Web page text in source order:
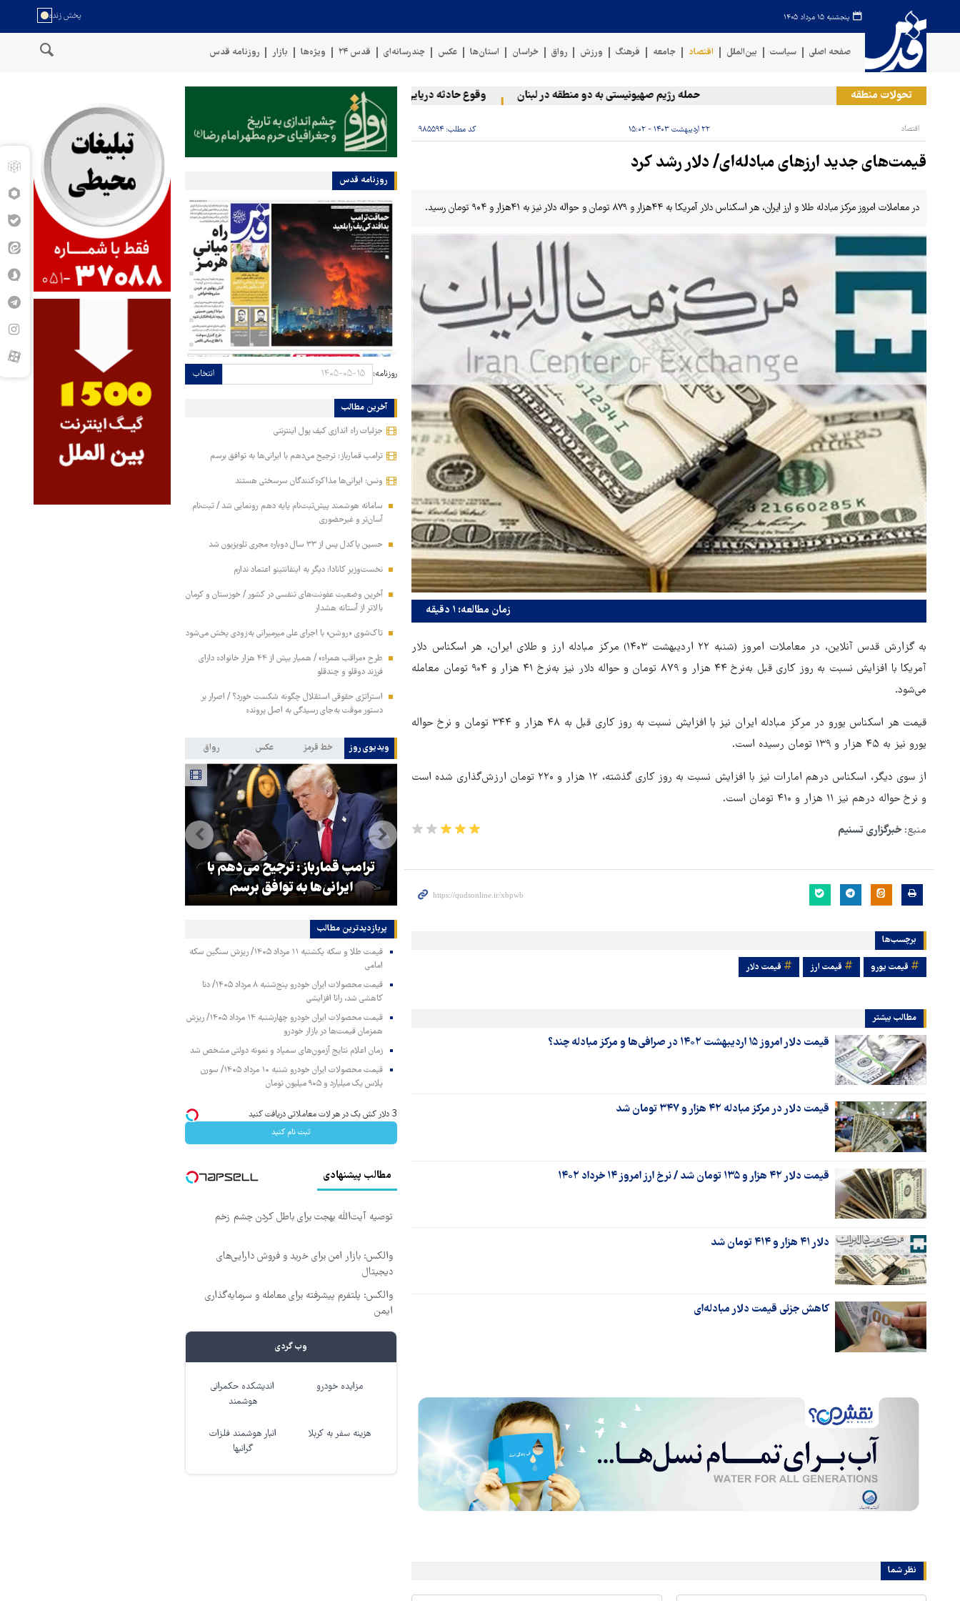
پنجشنبه ۱۵ مرداد ۱۴۰۵
صفحه اصلی سیاست بین‌الملل اقتصاد جامعه فرهنگ ورزش رواق خراسان استان‌ها عکس چندرسانه‌ای قدس ۲۴ ویژه‌ها بازار روزنامه قدس
تحولات منطقه حمله رژیم صهیونیستی به دو منطقه در لبنان وقوع حادثه دریایی در سواحل عمان
اقتصاد ۲۲ اردیبهشت ۱۴۰۳ - ۱۵:۰۲ کد مطلب: ۹۸۵۵۹۴
قیمت‌های جدید ارزهای مبادله‌ای/ دلار رشد کرد
در معاملات امروز مرکز مبادله طلا و ارز ایران، هر اسکناس دلار آمریکا به ۴۴هزار و ۸۷۹ تومان و حواله دلار نیز به ۴۱هزار و ۹۰۴ تومان رسید.
زمان مطالعه: ۱ دقیقه
به گزارش قدس آنلاین، در معاملات امروز (شنبه ۲۲ اردیبهشت ۱۴۰۳) مرکز مبادله ارز و طلای ایران، هر اسکناس دلار
آمریکا با افزایش نسبت به روز کاری قبل به‌نرخ ۴۴ هزار و ۸۷۹ تومان و حواله دلار نیز به‌نرخ ۴۱ هزار و ۹۰۴ تومان معامله
می‌شود.
قیمت هر اسکناس یورو در مرکز مبادله ایران نیز با افزایش نسبت به روز کاری قبل به ۴۸ هزار و ۳۴۴ تومان و نرخ حواله
یورو نیز به ۴۵ هزار و ۱۳۹ تومان رسیده است.
از سوی دیگر، اسکناس درهم امارات نیز با افزایش نسبت به روز کاری گذشته، ۱۲ هزار و ۲۲۰ تومان ارزش‌گذاری شده است
و نرخ حواله درهم نیز ۱۱ هزار و ۴۱۰ تومان است.
منبع: خبرگزاری تسنیم
برچسب‌ها
قیمت یورو قیمت ارز قیمت دلار
مطالب بیشتر
قیمت دلار امروز ۱۵ اردیبهشت ۱۴۰۲ در صرافی‌ها و مرکز مبادله چند؟
قیمت دلار در مرکز مبادله ۴۲ هزار و ۳۴۷ تومان شد
قیمت دلار ۴۲ هزار و ۱۳۵ تومان شد / نرخ ارز امروز ۱۴ خرداد ۱۴۰۲
دلار ۴۱ هزار و ۴۱۴ تومان شد
کاهش جزئی قیمت دلار مبادله‌ای
نظر شما
روزنامه قدس
روزنامه: انتخاب
آخرین مطالب
جزئیات راه اندازی کیف پول اینترنتی
ترامپ قمارباز: ترجیح می‌دهم با ایرانی‌ها به توافق برسم
ونس: ایرانی‌ها مذاکره‌کنندگان سرسختی هستند
سامانه هوشمند پیش‌ثبت‌نام پایه دهم رونمایی شد / ثبت‌نام
آسان‌تر و غیرحضوری
حسین پاکدل پس از ۳۳ سال دوباره مجری تلویزیون شد
نخست‌وزیر کانادا: دیگر به اینفانتینو اعتماد ندارم
آخرین وضعیت عفونت‌های تنفسی در کشور / خوزستان و کرمان
بالاتر از آستانه هشدار
تاک‌شوی «روشن» با اجرای علی میرمیرانی به‌زودی پخش می‌شود
طرح «مراقب همراه» / همیار بیش از ۴۴ هزار خانواده دارای
فرزند دوقلو و چندقلو
استراتژی حقوقی استقلال چگونه شکست خورد؟ / اصرار بر
دستور موقت به‌جای رسیدگی به اصل پرونده
ویدیوی روز خط قرمز عکس رواق
ونس: ایرانی‌ها مذاکره‌کنندگان
جزئیات راه اندازی کیف پول
اینترنتی
ترامپ قمارباز: ترجیح می‌دهم با
ایرانی‌ها به توافق برسم
پربازدیدترین‌ مطالب
قیمت طلا و سکه یکشنبه ۱۱ مرداد ۱۴۰۵/ ریزش سنگین سکه
امامی
قیمت محصولات ایران خودرو پنج‌شنبه ۸ مرداد ۱۴۰۵/ دنا
کاهشی شد، رانا افزایشی
قیمت محصولات ایران خودرو چهارشنبه ۱۴ مرداد ۱۴۰۵/ ریزش
همزمان قیمت‌ها در بازار خودرو
زمان اعلام نتایج آزمون‌های سمپاد و نمونه دولتی مشخص شد
قیمت محصولات ایران خودرو شنبه ۱۰ مرداد ۱۴۰۵/ سورن
پلاس یک میلیارد و ۹۰۵ میلیون تومان
3 دلار کش بک در هر لات معاملاتی دریافت کنید
ثبت نام کنید
مطالب پیشنهادی
توصیه آیت‌الله بهجت برای باطل کردن چشم زخم
والکس: بازار امن برای خرید و فروش دارایی‌های
دیجیتال
والکس: پلتفرم پیشرفته برای معامله و سرمایه‌گذاری
ایمن
وب گردی
مزایده خودرو
اندیشکده حکمرانی
هوشمند
هزینه سفر به کربلا
انبار هوشمند فلزات
گرانبها